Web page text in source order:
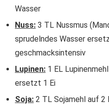
Wasser
Nuss: 3 TL Nussmus
sprudelndes Wasser
geschmacksintensiv
Lupinen: 1 EL
ersetzt 1 Ei
Soja: 2 TL Sojamehl auf 2